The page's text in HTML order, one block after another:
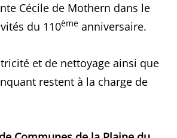
Cécile de Mothern dans le
du 110ème anniversaire.
et de nettoyage ainsi que
restent à la charge de